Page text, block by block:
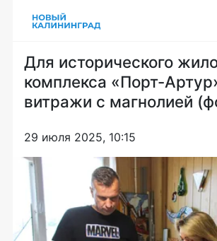
Для исторического
комплекса «Порт-
витражи с магнолией
29 июля 2025, 10:15